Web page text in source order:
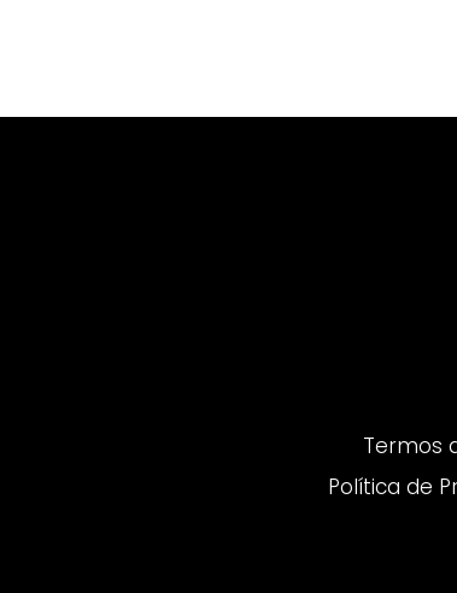
Termos
Política de